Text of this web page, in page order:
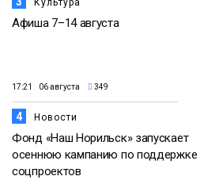
Культура
Афиша 7–14 августа
17:21 06 августа 349
4 Новости
Фонд «Наш Норильск» запускает
осеннюю кампанию по поддержке
соцпроектов